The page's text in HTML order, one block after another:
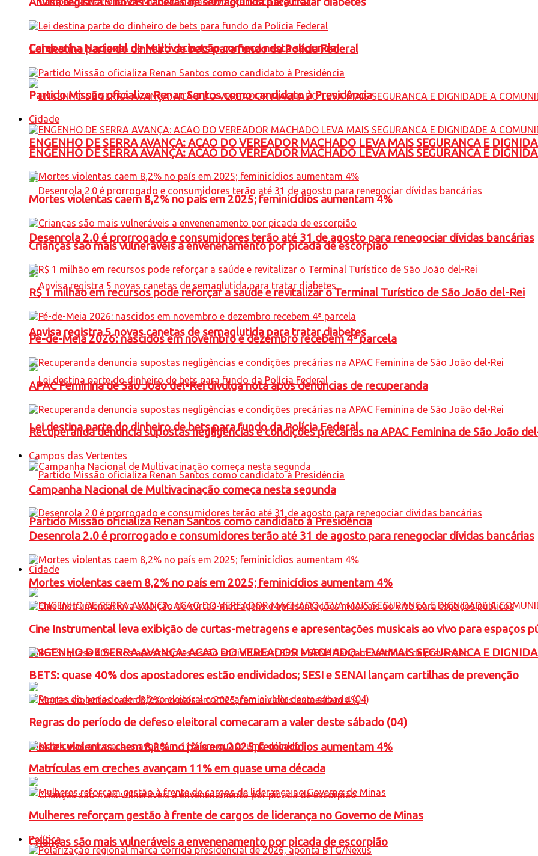
Campanha Nacional de Multivacinação começa nesta segunda
ENGENHO DE SERRA AVANÇA: ACAO DO VEREADOR MACHADO LEVA MAIS SEGURANCA E
Desenrola 2.0 é prorrogado e consumidores terão até 31 de agosto para renegociar dívidas bancárias
Anvisa registra 5 novas canetas de semaglutida para tratar diabetes
Lei destina parte do dinheiro de bets para fundo da Polícia Federal
Partido Missão oficializa Renan Santos como candidato à Presidência
Cidade
ENGENHO DE SERRA AVANÇA: ACAO DO VEREADOR MACHADO LEVA MAIS SEGURANCA E
Mortes violentas caem 8,2% no país em 2025; feminicídios aumentam 4%
Crianças são mais vulneráveis a envenenamento por picada de escorpião
Lei destina parte do dinheiro de bets para fundo da Polícia Federal
Partido Missão oficializa Renan Santos como candidato à Presidência
Cidade
ENGENHO DE SERRA AVANÇA: ACAO DO VEREADOR MACHADO LEVA MAIS SEGURANCA E
Mortes violentas caem 8,2% no país em 2025; feminicídios aumentam 4%
Crianças são mais vulneráveis a envenenamento por picada de escorpião
R$ 1 milhão em recursos pode reforçar a saúde e revitalizar o Terminal Turístico de São João del-Rei
Pé-de-Meia 2026: nascidos em novembro e dezembro recebem 4ª parcela
APAC Feminina de São João del-Rei divulga nota após denúncias de recuperanda
Recuperanda denuncia supostas negligências e condições precárias na APAC Feminina de São João
Campos das Vertentes
Campanha Nacional de Multivacinação começa nesta segunda
Desenrola 2.0 é prorrogado e consumidores terão até 31 de agosto para renegociar dívidas bancárias
Mortes violentas caem 8,2% no país em 2025; feminicídios aumentam 4%
Cine Instrumental leva exibição de curtas-metragens e apresentações musicais ao vivo para espaços
BETS: quase 40% dos apostadores estão endividados; SESI e SENAI lançam cartilhas de prevenção
Regras do período de defeso eleitoral comecaram a valer deste sábado (04)
Matrículas em creches avançam 11% em quase uma década
Mulheres reforçam gestão à frente de cargos de liderança no Governo de Minas
Política